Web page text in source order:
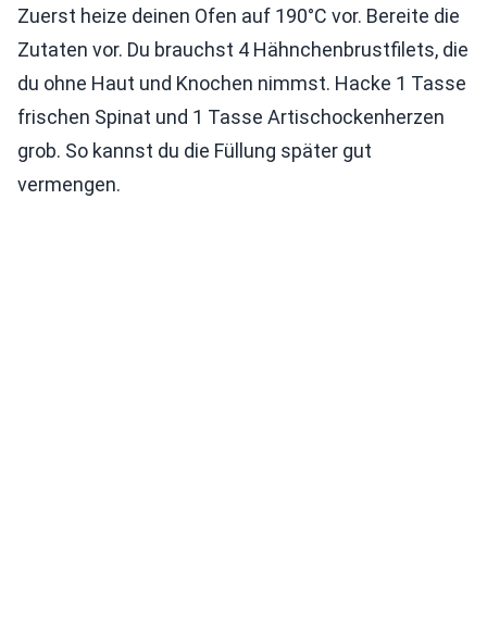
Zuerst heize deinen Ofen auf 190°C vor. Bereite die
Zutaten vor. Du brauchst 4 Hähnchenbrustfilets, die
du ohne Haut und Knochen nimmst. Hacke 1 Tasse
frischen Spinat und 1 Tasse Artischockenherzen
grob. So kannst du die Füllung später gut
vermengen.